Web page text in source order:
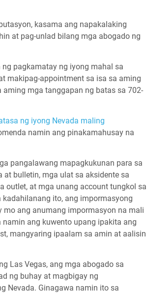
kasama ang napakalaking
at pag-unlad bilang mga abogado ng
pagkamatay ng iyong mahal sa
makipag-appointment sa isa sa aming
mga tanggapan ng batas sa 702-
ng iyong Nevada maling
namin ang pinakamahusay na
pangalawang mapagkukunan para sa
bulletin, mga ulat sa aksidente sa
outlet, at mga unang account tungkol sa
ito, ang impormasyong
mo ang anumang impormasyon na mali
ang kuwento upang ipakita ang
mangyaring ipaalam sa amin at aalisin
Las Vegas, ang mga abogado sa
ng buhay at magbigay ng
Nevada. Ginagawa namin ito sa